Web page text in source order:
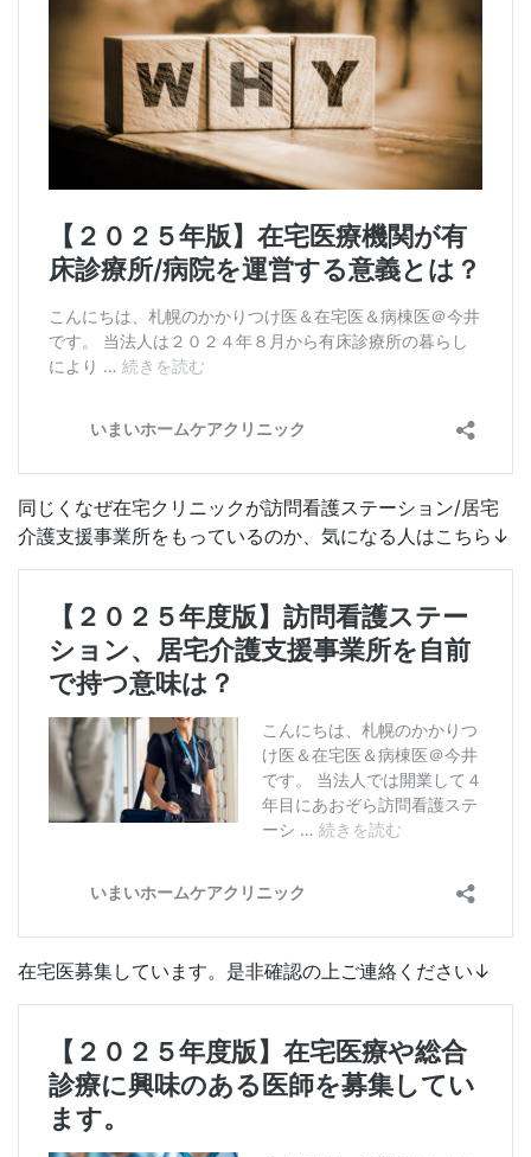
同じくなぜ在宅クリニックが訪問看護ステーション/居宅
介護支援事業所をもっているのか、気になる人はこちら↓
在宅医募集しています。是非確認の上ご連絡ください↓